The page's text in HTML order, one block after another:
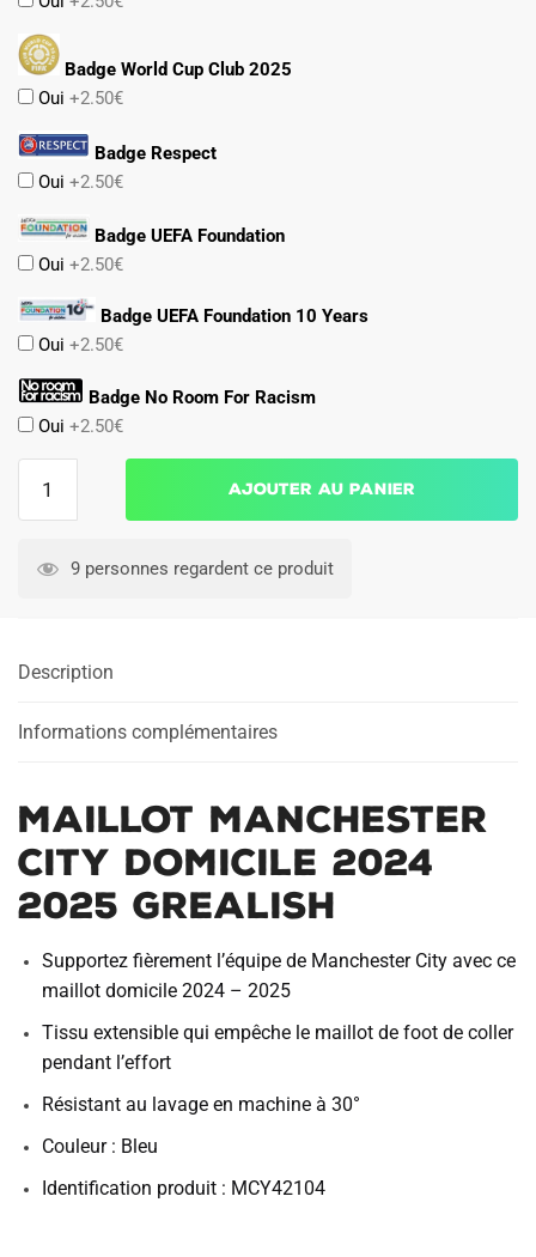
Badge World Cup Club 2025
Oui +2.50€
Badge Respect
Oui +2.50€
Badge UEFA Foundation
Oui +2.50€
Badge UEFA Foundation 10 Years
Oui +2.50€
Badge No Room For Racism
Oui +2.50€
Manchester
2025
Ajouter au panier
9 personnes regardent ce produit
Description
Informations complémentaires
Maillot Manchester
City Domicile 2024
2025 Grealish
Supportez fièrement l’équipe de Manchester City avec ce
maillot domicile 2024 – 2025
Tissu extensible qui empêche le maillot de foot de coller
pendant l’effort
Résistant au lavage en machine à 30°
Couleur : Bleu
Identification produit : MCY42104